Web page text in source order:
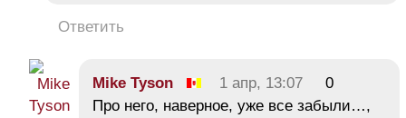
Ответить
Mike Tyson 1 апр, 13:07
0
Про него, наверное, уже все забыли…,